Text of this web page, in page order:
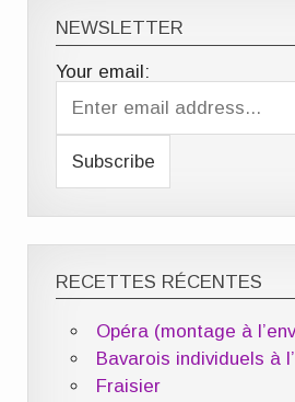
NEWSLETTER
Your email:
RECETTES RÉCENTES
Opéra (montage à
Bavarois individuels à
Fraisier